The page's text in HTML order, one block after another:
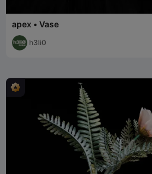
apex • Vase
h3li0